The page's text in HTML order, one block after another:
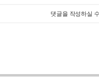
댓글을 작성하실